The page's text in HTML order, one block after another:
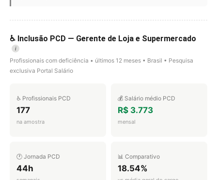
♿ Inclusão PCD — Gerente de Loja e Supermercado
i
Profissionais com deficiência • últimos 12 meses • Brasil • Pesquisa
exclusiva Portal Salário
♿ Profissionais PCD
177
na amostra
💰 Salário médio PCD
R$ 3.773
mensal
🕐 Jornada PCD
44h
📊 Comparativo
18.54%